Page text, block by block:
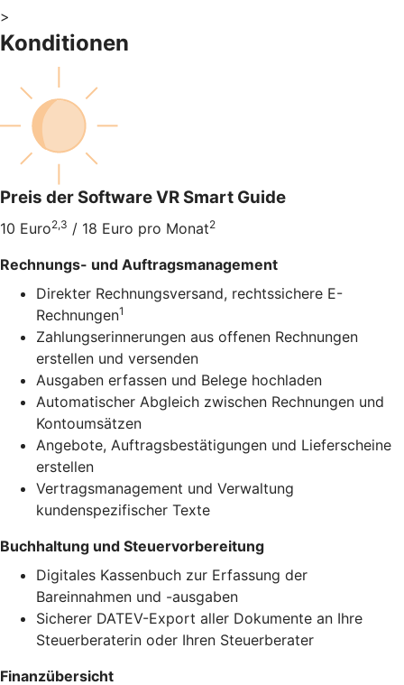
>
Konditionen
Preis der Software VR Smart Guide
10 Euro2,3 / 18 Euro pro Monat2
Rechnungs- und Auftragsmanagement
Direkter Rechnungsversand, rechtssichere E-
Rechnungen1
Zahlungserinnerungen aus offenen Rechnungen
erstellen und versenden
Ausgaben erfassen und Belege hochladen
Automatischer Abgleich zwischen Rechnungen und
Kontoumsätzen
Angebote, Auftragsbestätigungen und Lieferscheine
erstellen
Vertragsmanagement und Verwaltung
kundenspezifischer Texte
Buchhaltung und Steuervorbereitung
Digitales Kassenbuch zur Erfassung der
Bareinnahmen und -ausgaben
Sicherer DATEV-Export aller Dokumente an Ihre
Steuerberaterin oder Ihren Steuerberater
Finanzübersicht